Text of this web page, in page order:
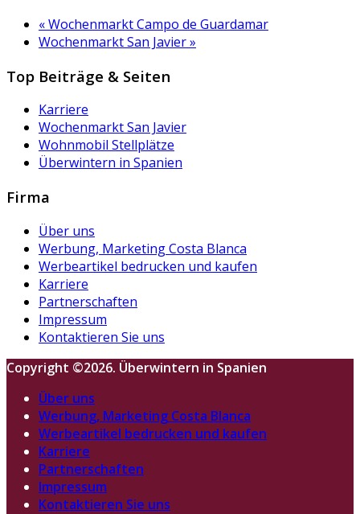
«Wochenmarkt Campo de Guardamar
Wochenmarkt San Javier»
Top Beiträge & Seiten
Karriere
Wochenmarkt San Javier
Wohnmobil Stellplätze
Überwintern in Spanien
Firma
Über uns
Werbung, Marketing Costa Blanca
Werbeartikel bedrucken und kaufen
Karriere
Partnerschaften
Impressum
Kontaktieren Sie uns
Copyright ©2026. Überwintern in Spanien
Über uns
Werbung, Marketing Costa Blanca
Werbeartikel bedrucken und kaufen
Karriere
Partnerschaften
Impressum
Kontaktieren Sie uns